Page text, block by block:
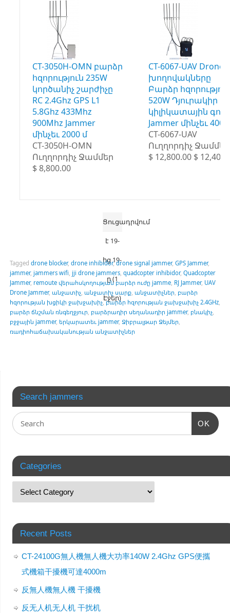
CT-3050H-OMN բարձր
հզորություն 235W
կործանիչ շարժիչը
RC 2.4Ghz GPS L1
5.8Ghz 433Mhz
900Mhz Jammer
մինչեւ 2000 մ
CT-3050H-OMN
Ուղղորդիչ Ջամմեր
$ 8,800.00
CT-6067-UAV Drone 6
խողովակները
Բարձր
520W Դյուրակիր
կիլիկատային
Jammer մինչեւ
CT-6067-UAV
Ուղղորդիչ Ջամմեր
$ 12,800.00 $
Ցուցադրվում
է 19-
ից 19-
ը (1
Էջեր)
Tagged drone blocker, drone inhibidor,drone signal jammer, GPS Jammer,
jammer, jammers wifi, jji drone jammers, quadcopter inhibidor, Quadcopter
Jammer, remoute վերահսկողության բարձր ուժը jamme, RJ Jammer, UAV
Drone Jammer, անջատիչ, անջատիչ սարք, անջատիչներ, բարձր
հզորության խցիկի ջախջախիչ,բարձր հզորության ջախջախիչ 2.4GHz,
բարձր ճնշման ռնգեղջյուր, բարձրադիր սեղանադիր jammer, բնակիչ,
բջջային jammer, երկարատեւ jammer, Ջիբրալթար Ջեյմեր,
ռադիոհաճախականության անջատիչներ
Search jammers
OK
Categories
Recent Posts
CT-24100G無人機無人機大功率140W 2.4Ghz GPS便攜
式機箱干擾機可達4000m
反無人機無人機 干擾機
反无人机无人机 干扰机